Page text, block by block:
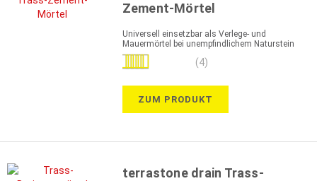
Zement-Mörtel
Universell einsetzbar als Verlege- und
Mauermörtel bei unempfindlichem Naturstein
Bewertung:
(4)
ZUM PRODUKT
terrastone drain Trass-